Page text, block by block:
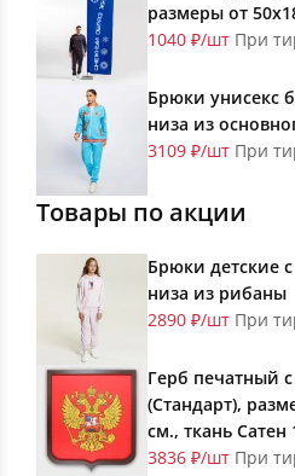
размеры от
1040 ₽/шт При
Брюки унисекс
низа из
3109 ₽/шт При
Товары по акции
Брюки детские
низа из рибаны
2890 ₽/шт При
Герб печатный
(Стандарт),
см., ткань Сатен
3836 ₽/шт При